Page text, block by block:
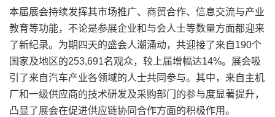
本届展会持续发挥其市场推广、商贸合作、信息交流与产业
教育等功能，不论是参展企业和与会人士等数量方面都迎来
了新纪录。为期四天的盛会人潮涌动，共迎接了来自190个
国家及地区的253,691名观众，较上届增幅达14%。展会吸
引了来自汽车产业各领域的人士共同参与。其中，来自主机
厂和一级供应商的技术研发及采购部门的参与度显著提升，
凸显了展会在促进供应链协同合作方面的积极作用。